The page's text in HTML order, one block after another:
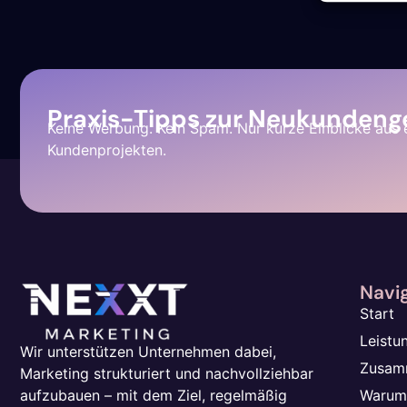
Praxis-Tipps zur
Keine Werbung. Kein Spam. Nur kurze Einblicke aus
Kundenprojekten.
Wir unterstützen Unternehmen dabei,
Marketing strukturiert und nachvollziehbar
aufzubauen – mit dem Ziel, regelmäßig
Start